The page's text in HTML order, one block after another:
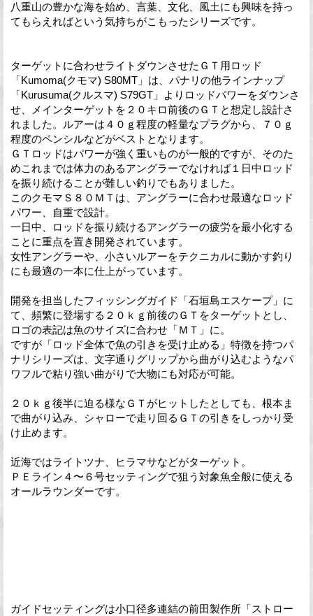
八重山の豊かな海を始め、言葉、文化、風土にも興味を持っ
てもらえればという気持ちがこもったシリーズです。
ターゲットに合わせライトダウンさせたＧＴ用ロッド
「Kumoma(クモマ) S80MT」は、パナリの他ラインナップ
「Kurusuma(クルスマ) S79GT」よりロッドパワーをダウンさ
せ、メインターゲットを２０キロ前後のＧＴと想定し設計さ
れました。ルアーは４０ｇ程度の軽量なプラグから、７０ｇ
程度のペンシルなどがベストとなります。
ＧＴロッドはパワーが強く重いものが一般的ですが、そのた
めこれまでは体力のあるアングラーでなければ１日中ロッド
を振り続けることが難しい釣りでもありました。
このクモマＳ８０ＭＴは、アングラーに合わせ最適なロッド
パワー、自重で設計。
一日中、ロッドを振り続けるアングラーの疲労を最小化する
ことに重点を置き開発されています。
女性アングラーや、小さいルアーをテクニカルに動かす釣り
にも最適の一本に仕上がっています。
開発を担当したフィッシングガイド「石垣島エスケープ」に
て、頻繁に登場する２０ｋｇ前後のＧＴをターゲットとし、
ロゴの表記は魚のサイズに合わせ「ＭＴ」に。
ですが「ロッド全体で魚の引きを受け止める」特徴を持つパ
ナリシリーズは、文字通りグリップから曲がり込むようなパ
ワフルで粘り強い曲がりで大物にも対応が可能。
２０ｋｇ後半に迫る様なＧＴがヒットしたとしても、根本ま
で曲がり込み、シャローで走り回るＧＴの引きをしっかり受
け止めます。
近海ではライトツナ、ヒラマサなどがターゲット。
ＰＥライン４〜６号セッティングで狙う対象魚全般に使える
オールラウンダーです。
ガイドセッティングは小口径多連結の前田製作所「ストロー